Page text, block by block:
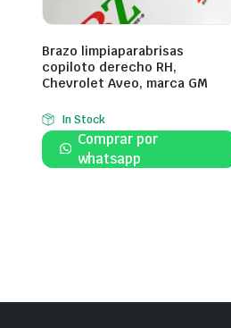
Brazo limpiaparabrisas
copiloto derecho RH,
Chevrolet Aveo, marca GM
In Stock
Comprar por
whatsapp